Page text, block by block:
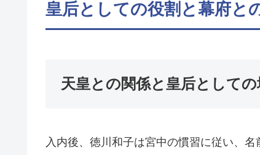
皇后としての役割と幕府と
天皇との関係と皇后として
入内後、徳川和子は宮中の慣習に従い、